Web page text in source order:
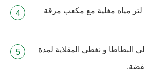
مياه مغلية مع مكعب مرقة
البطاطا و نغطى المقلاية لمدة